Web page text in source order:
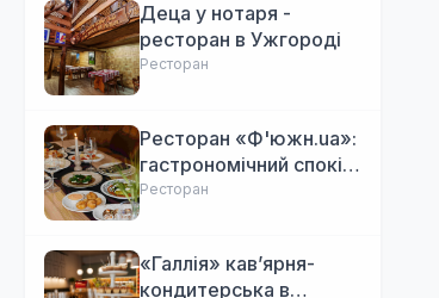
Деца у нотаря -
ресторан в Ужгороді
Ресторан
Ресторан «Ф'южн.ua»:
гастрономічний спокій
Ужгорода. Авторська
Ресторан
«Галлія» кав’ярня-
кондитерська в